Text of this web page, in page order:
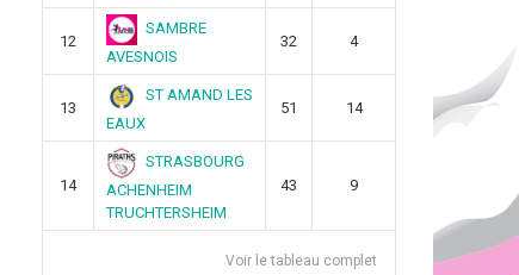
12
SAMBRE
AVESNOIS
32 4
13
ST AMAND LES
EAUX
51 14
14
STRASBOURG
ACHENHEIM
TRUCHTERSHEIM
43 9
Voir le tableau complet